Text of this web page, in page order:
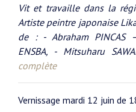
Vit et travaille dans la
Artiste peintre japonaise
de : - Abraham PINCAS
ENSBA, - Mitsuharu
complète
Vernissage mardi 12 juin de